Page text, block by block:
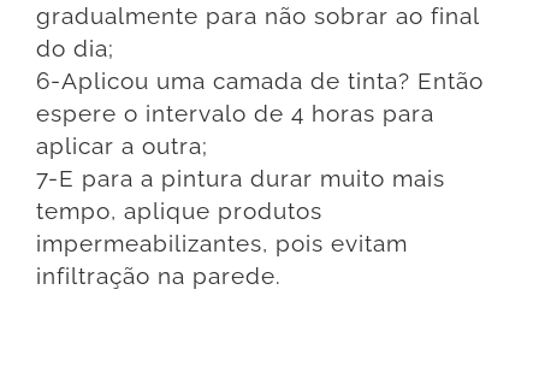
gradualmente para não sobrar ao final
do dia;
6-Aplicou uma camada de tinta? Então
espere o intervalo de 4 horas para
aplicar a outra;
7-E para a pintura durar muito mais
tempo, aplique produtos
impermeabilizantes, pois evitam
infiltração na parede.